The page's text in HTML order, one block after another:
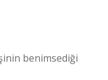
benimsediği